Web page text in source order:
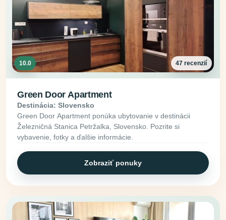
10.0 47 recenzií
Green Door Apartment
Destinácia: Slovensko
Green Door Apartment ponúka ubytovanie v destinácii
Železničná Stanica Petržalka, Slovensko. Pozrite si
vybavenie, fotky a ďalšie informácie.
Zobraziť ponuky